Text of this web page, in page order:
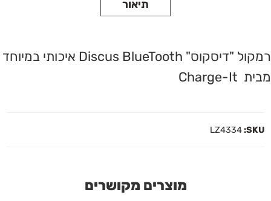
תיאור
רמקול "דיסקוס" Discus BlueTooth איכותי במיוחד
מבית Charge-It
SKU:
LZ4334
מוצרים מקושרים